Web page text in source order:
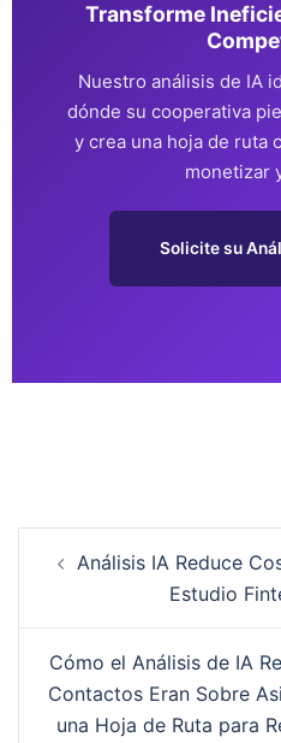
Transforme
Nuestro análisis de IA
dónde su cooperativa
y crea una hoja de ruta
monetizar
Solicite su
Análisis IA Reduce
Estudio
Cómo el Análisis de IA
Contactos Eran Sobre
una Hoja de Ruta para